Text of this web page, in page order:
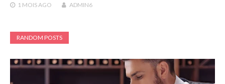
1 MOIS AGO ADMIN6
RANDOM POSTS